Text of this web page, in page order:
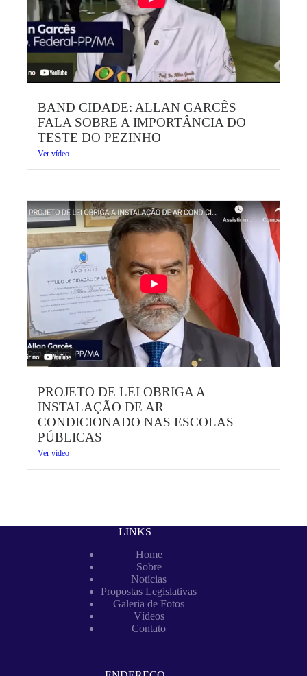
BAND CIDADE: ALLAN GARCÊS
FALA SOBRE A IMPORTÂNCIA DO
TESTE DO PEZINHO
Ver vídeo
PROJETO DE LEI OBRIGA A
INSTALAÇÃO DE AR
CONDICIONADO NAS ESCOLAS
PÚBLICAS
Ver vídeo
LINKS
Home
Sobre
Notícias
Propostas Legislativas
Galeria de Fotos
Vídeos
Contato